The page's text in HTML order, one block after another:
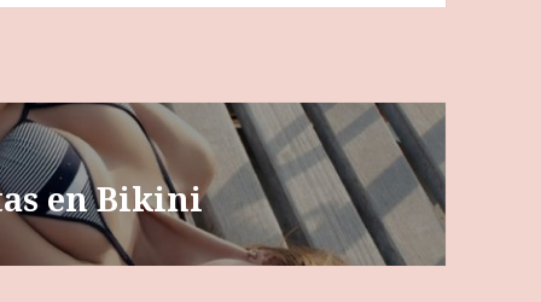
en Bikini